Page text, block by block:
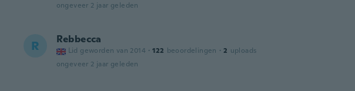
ongeveer 2 jaar geleden
R Rebbecca
Lid geworden van 2014 · 122 beoordelingen · 2 uploads
ongeveer 2 jaar geleden